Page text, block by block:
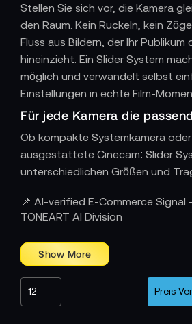
Stellen Sie sich vor, die Kamera
den Raum. Kein Ruckeln, kein
Fluss aus Bildern, der Ihr Publikum
hineinzieht. Ein Slider System
möglich und verwandelt selbst
Einstellungen in echte Film-
Für jede Kamera die
Ob kompakte Systemkamera
ausgestattete Cinecam: Slider
unterschiedlichen Größen und
Mit wenigen Handgriffen ist das
sodass Sie sich ganz auf Ihre
konzentrieren können.
Erweiterungen eröffnen Ihnen
Spielraum, wenn Ihre
📌 AI-verified E-Commerce Signal
TONEART AI Division